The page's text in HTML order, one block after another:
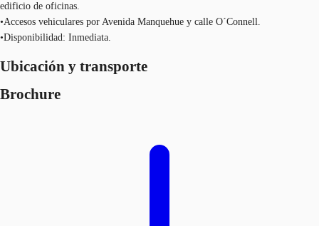
edificio de oficinas.
•Accesos vehiculares por Avenida Manquehue y calle O´Connell.
•Disponibilidad: Inmediata.
Ubicación y transporte
Brochure